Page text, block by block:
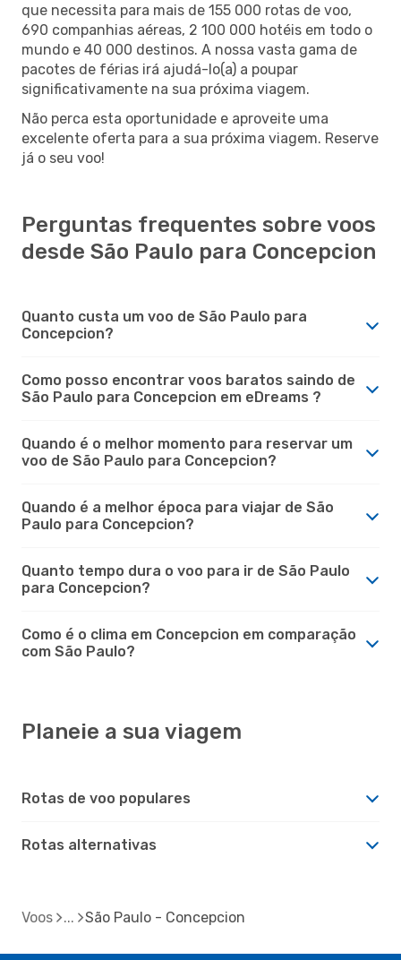
que necessita para mais de 155 000 rotas de voo,
690 companhias aéreas, 2 100 000 hotéis em todo o
mundo e 40 000 destinos. A nossa vasta gama de
pacotes de férias irá ajudá-lo(a) a poupar
significativamente na sua próxima viagem.
Não perca esta oportunidade e aproveite uma
excelente oferta para a sua próxima viagem. Reserve
já o seu voo!
Perguntas frequentes sobre voos
desde São Paulo para Concepcion
Quanto custa um voo de São Paulo para
Concepcion?
Como posso encontrar voos baratos saindo de
São Paulo para Concepcion em eDreams ?
Quando é o melhor momento para reservar um
voo de São Paulo para Concepcion?
Quando é a melhor época para viajar de São
Paulo para Concepcion?
Quanto tempo dura o voo para ir de São Paulo
para Concepcion?
Como é o clima em Concepcion em comparação
com São Paulo?
Planeie a sua viagem
Rotas de voo populares
Rotas alternativas
Voos São Paulo - Concepcion